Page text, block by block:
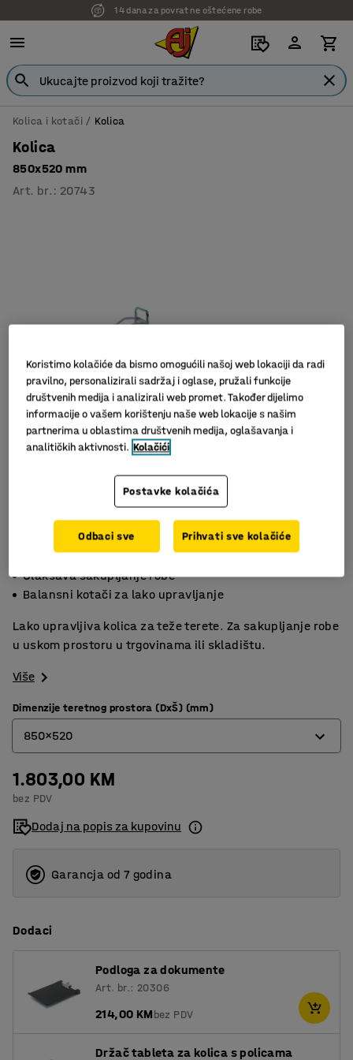
14 dana za povrat ne oštećene robe
Kolica i kotači Kolica
Kolica
850x520 mm
Art. br. : 20743
Slični proizvodi
Za tešku robu
Olakšava sakupljanje robe
Balansni kotači za lako upravljanje
Lako upravljiva kolica za teže terete. Za sakupljanje robe
u uskom prostoru u trgovinama ili skladištu.
Više
Dimenzije teretnog prostora (DxŠ) (mm)
850x520
1250x620
850x520
1.803,00 KM
bez PDV
Dodaj na popis za kupovinu
Garancja od 7 godina
Dodaci
Podloga za dokumente
Art. br.: 20306
214,00 KMbez PDV
Držač tableta za kolica s policama
Koristimo kolačiće da bismo omogućili našoj web lokaciji da radi
pravilno, personalizirali sadržaj i oglase, pružali funkcije
društvenih medija i analizirali web promet. Također dijelimo
informacije o vašem korištenju naše web lokacije s našim
partnerima u oblastima društvenih medija, oglašavanja i
analitičkih aktivnosti. Kolačići
Postavke kolačića
Odbaci sve Prihvati sve kolačiće